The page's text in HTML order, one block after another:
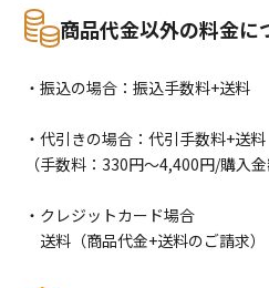
商品代金以外の料金に
・振込の場合：振込手数料+送料
・代引きの場合：代引手数料+送料
（手数料：330円〜4,400円/購入
・クレジットカード場合
送料（商品代金+送料のご請求）